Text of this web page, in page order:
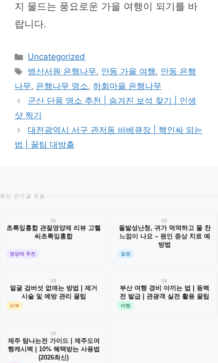
지 물드는 풍요로운 가을 여행이 되기를 바
랍니다.
카
테
리
Uncategorized
태
그
병산서원 은행나무, 안동 가을 여행, 안동 은행
나무, 은행나무 명소, 하회마을 은행나무
군산 단풍 명소 추천 | 숨겨진 보석 찾기 | 인생
샷 찍기
대전광역시 서구 관저동 바베큐장 | 핵인싸 되는
법 | 꿀팁 대방출
최신 인기글 모음
01
초록잎홍합 관절영양제 리뷰 고헬
씨초록잎홍합
영양제 추천
02
돌발성난청, 귀가 먹먹하고 물 찬
느낌이 나요 – 원인 증상 치료 예
방법
질병
03
얼굴 검버섯 없애는 방법 | 제거
시술 및 예방 관리 꿀팁
피부
04
부산 여행 경비 아끼는 법 | 동백
전 발급 | 관광객 실전 활용 꿀팁
여행
05
제주 탐나는전 가이드 | 제주도여
행캐시백 | 10% 혜택받는 사용법
(2026최신)